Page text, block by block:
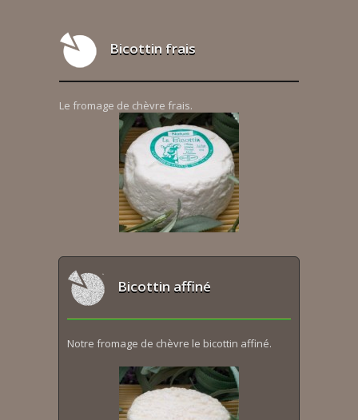
Bicottin frais
Le fromage de chèvre frais.
Bicottin affiné
Notre fromage de chèvre le bicottin affiné.